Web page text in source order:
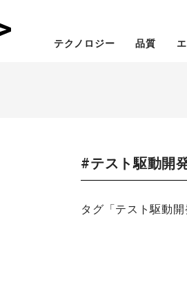
テクノロジー 品質
#テスト駆動開
タグ「テスト駆動